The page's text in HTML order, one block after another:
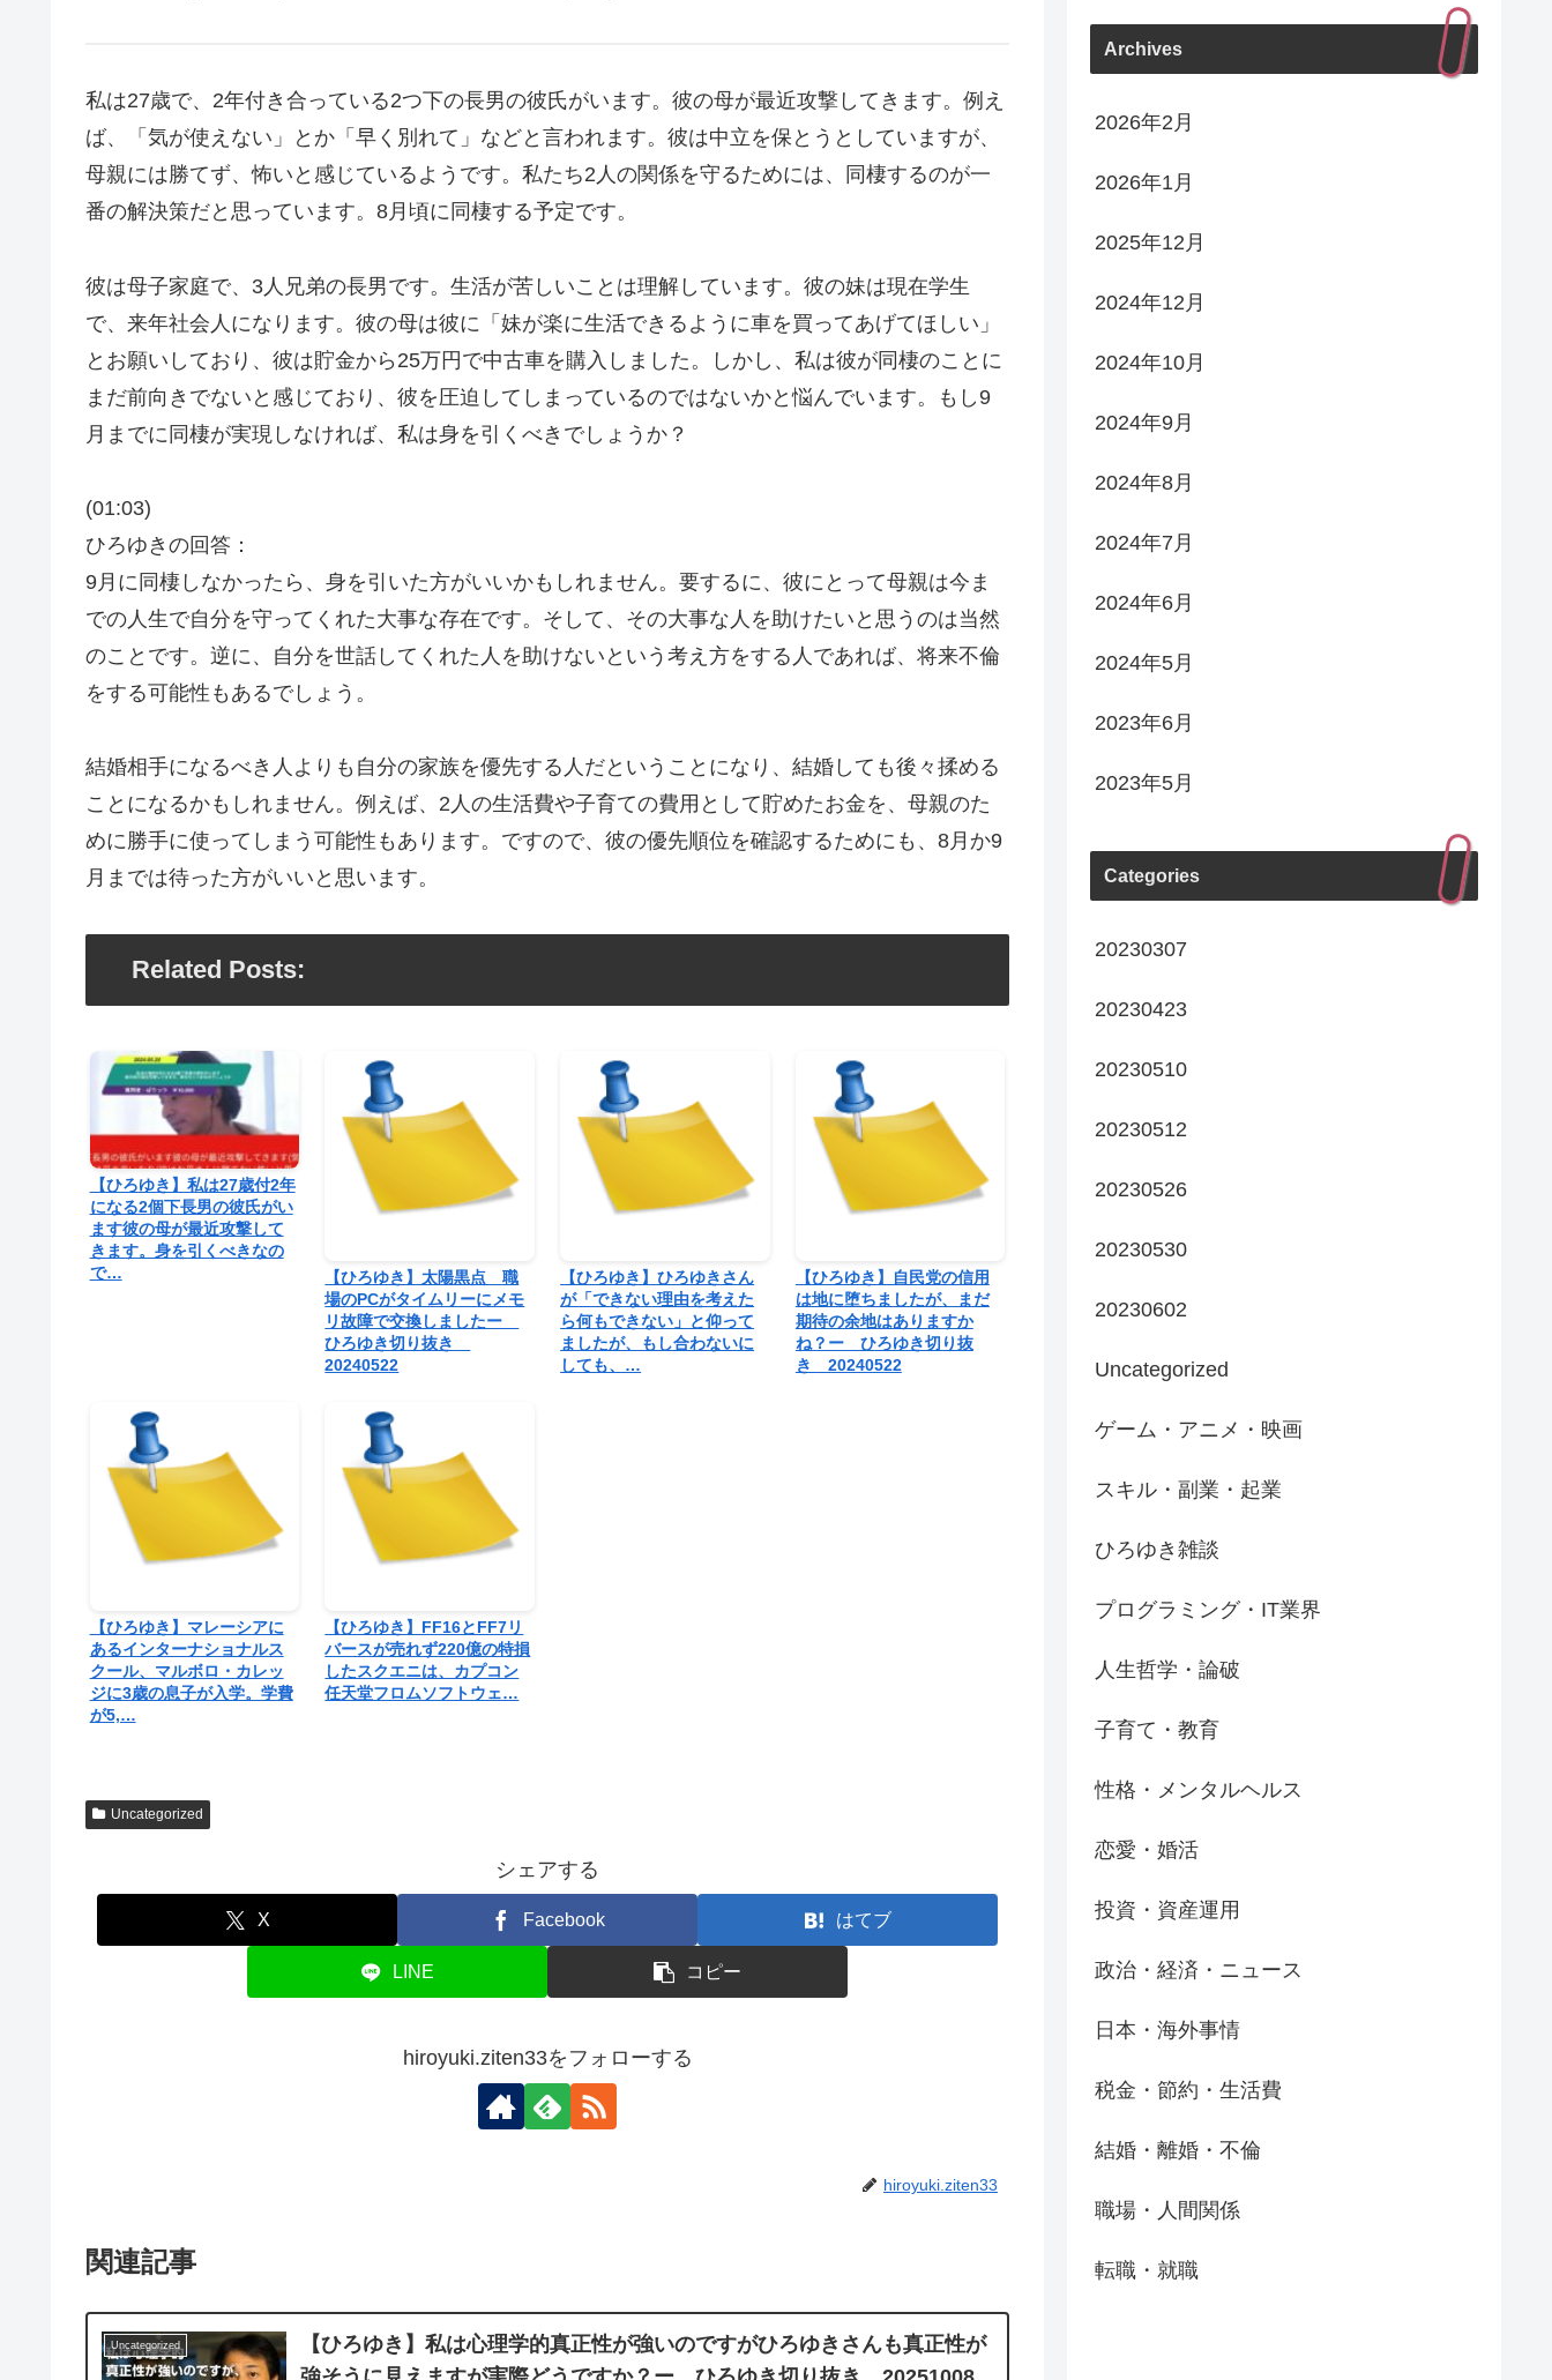
私は27歳で、2年付き合っている2つ下の長男の彼氏がいます。彼の母が最近攻撃してきます。例え
ば、「気が使えない」とか「早く別れて」などと言われます。彼は中立を保とうとしていますが、
母親には勝てず、怖いと感じているようです。私たち2人の関係を守るためには、同棲するのが一
番の解決策だと思っています。8月頃に同棲する予定です。
彼は母子家庭で、3人兄弟の長男です。生活が苦しいことは理解しています。彼の妹は現在学生
で、来年社会人になります。彼の母は彼に「妹が楽に生活できるように車を買ってあげてほしい」
とお願いしており、彼は貯金から25万円で中古車を購入しました。しかし、私は彼が同棲のことに
まだ前向きでないと感じており、彼を圧迫してしまっているのではないかと悩んでいます。もし9
月までに同棲が実現しなければ、私は身を引くべきでしょうか？
(01:03)
ひろゆきの回答：
9月に同棲しなかったら、身を引いた方がいいかもしれません。要するに、彼にとって母親は今ま
での人生で自分を守ってくれた大事な存在です。そして、その大事な人を助けたいと思うのは当然
のことです。逆に、自分を世話してくれた人を助けないという考え方をする人であれば、将来不倫
をする可能性もあるでしょう。
結婚相手になるべき人よりも自分の家族を優先する人だということになり、結婚しても後々揉める
ことになるかもしれません。例えば、2人の生活費や子育ての費用として貯めたお金を、母親のた
めに勝手に使ってしまう可能性もあります。ですので、彼の優先順位を確認するためにも、8月か9
月までは待った方がいいと思います。
Related Posts:
【ひろゆき】私は27歳付2年
になる2個下長男の彼氏がい
ます彼の母が最近攻撃して
きます。身を引くべきなの
で…
【ひろゆき】太陽黒点 職
場のPCがタイムリーにメモ
リ故障で交換しましたー
ひろゆき切り抜き
20240522
【ひろゆき】ひろゆきさん
が「できない理由を考えた
ら何もできない」と仰って
ましたが、もし合わないに
しても、…
【ひろゆき】自民党の信用
は地に堕ちましたが、まだ
期待の余地はありますか
ね？ー ひろゆき切り抜
き 20240522
【ひろゆき】マレーシアに
あるインターナショナルス
クール、マルボロ・カレッ
ジに3歳の息子が入学。学費
が5,…
【ひろゆき】FF16とFF7リ
バースが売れず220億の特損
したスクエニは、カプコン
任天堂フロムソフトウェ…
Uncategorized
シェアする
X Facebook はてブ
LINE コピー
hiroyuki.ziten33をフォローする
hiroyuki.ziten33
関連記事
Uncategorized
【ひろゆき】私は心理学的真正性が強いのですがひろゆきさんも真正性が
Archives
2026年2月
2026年1月
2025年12月
2024年12月
2024年10月
2024年9月
2024年8月
2024年7月
2024年6月
2024年5月
2023年6月
2023年5月
Categories
20230307
20230423
20230510
20230512
20230526
20230530
20230602
Uncategorized
ゲーム・アニメ・映画
スキル・副業・起業
ひろゆき雑談
プログラミング・IT業界
人生哲学・論破
子育て・教育
性格・メンタルヘルス
恋愛・婚活
投資・資産運用
政治・経済・ニュース
日本・海外事情
税金・節約・生活費
結婚・離婚・不倫
職場・人間関係
転職・就職